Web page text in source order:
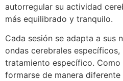
autorregular su actividad
más equilibrado y tranquilo.
Cada sesión se adapta a sus
ondas cerebrales
tratamiento específico. Como
formarse de manera